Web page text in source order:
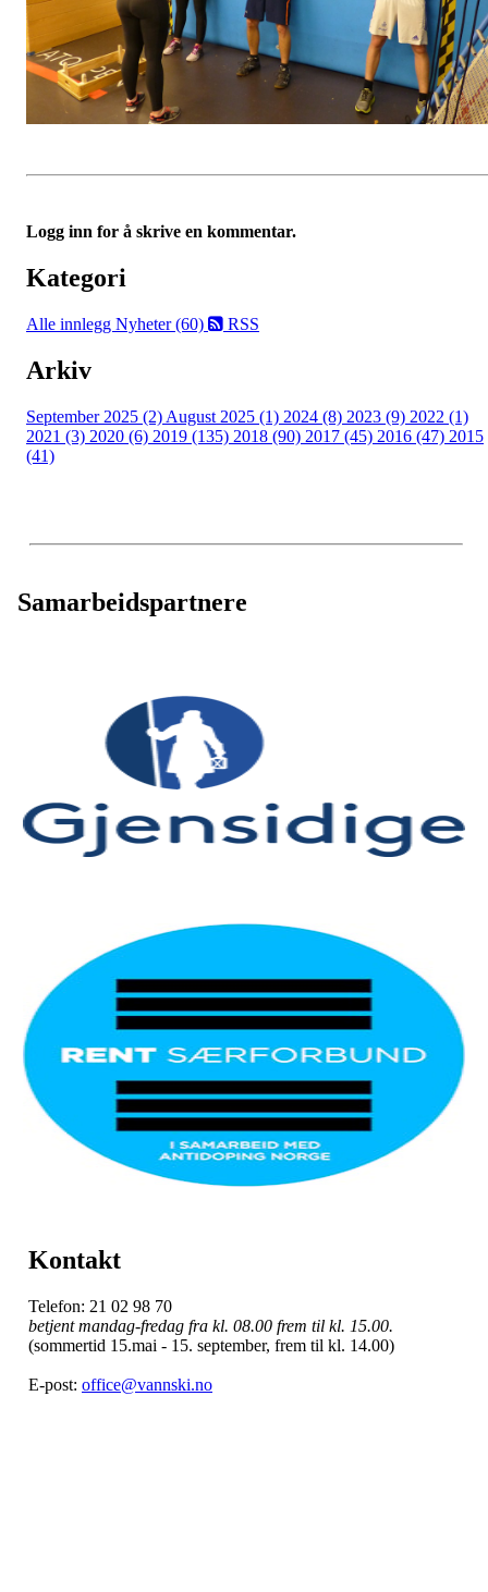
Logg inn for å skrive en kommentar.
Kategori
Alle innlegg Nyheter (60) RSS
Arkiv
September 2025 (2) August 2025 (1) 2024 (8) 2023 (9) 2022 (1)
2021 (3) 2020 (6) 2019 (135) 2018 (90) 2017 (45) 2016 (47) 2015
(41)
Samarbeidspartnere
Kontakt
Telefon: 21 02 98 70
betjent mandag-fredag fra kl. 08.00 frem til kl. 15.00.
(sommertid 15.mai - 15. september, frem til kl. 14.00)
E-post: office@vannski.no